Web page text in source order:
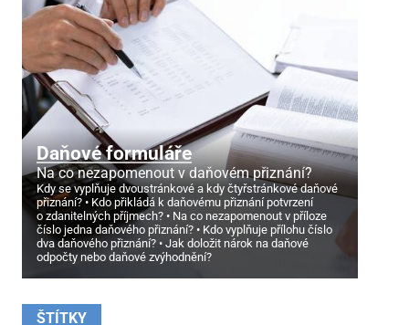
Daňové formuláře
Na co nezapomenout v daňovém přiznání?
Kdy se vyplňuje dvoustránkové a kdy čtyřstránkové daňové
přiznání?
Kdo přikládá k daňovému přiznání potvrzení
o zdanitelných příjmech?
Na co nezapomenout v příloze
číslo jedna daňového přiznání?
Kdo vyplňuje přílohu číslo
dva daňového přiznání?
Jak doložit nárok na daňové
odpočty nebo daňové zvýhodnění?
ŠTÍTKY